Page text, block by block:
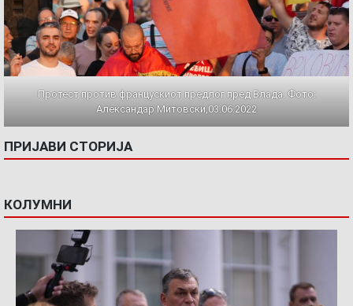
Протест против францускиот предлог пред Влада. Фото:
Александар Митовски,03.06.2022
ПРИЈАВИ СТОРИЈА
КОЛУМНИ